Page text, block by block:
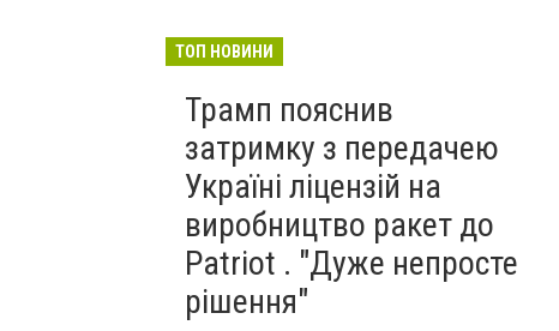
ТОП НОВИНИ
Трамп пояснив
затримку з передачею
Україні ліцензій на
виробництво ракет до
Patriot . "Дуже непросте
рішення"